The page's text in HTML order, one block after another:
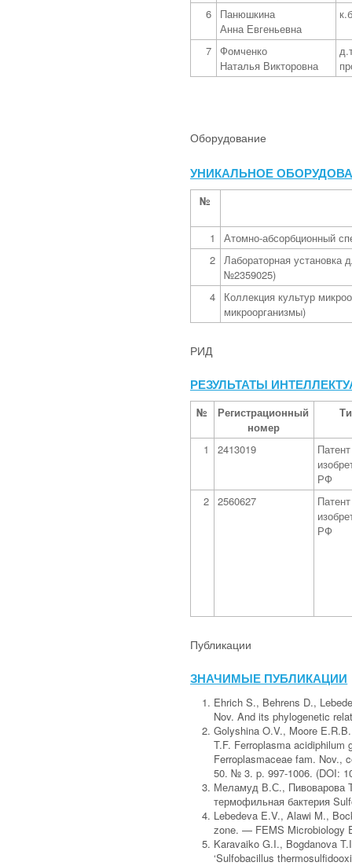
6
Панюшкина
Анна Евгеньевна
7 Фомченко
Наталья Викторовна
Оборудование
УНИКАЛЬНОЕ
№
1
Атомно-абсорбционный
2 Лабораторная установка
№2359025)
4
Коллекция культур
микроорганизмы)
РИД
РЕЗУЛЬТАТЫ
№
Регистрационный
номер
1 2413019
РФ
2 2560627
РФ
Публикации
ЗНАЧИМЫЕ ПУБЛИКАЦИИ
Ehrich S., Behrens D.,
Nov. And its phylogenetic
Golyshina O.V., Moore
T.F. Ferroplasma
Ferroplasmaceae fam. Nov.,
50. № 3. p. 997-1006. (DOI:
Меламуд В.С., Пивоварова
термофильная бактерия
Lebedeva E.V., Alawi M.,
zone. — FEMS Microbiology
Karavaiko G.I., Bogdanova
‘Sulfobacillus